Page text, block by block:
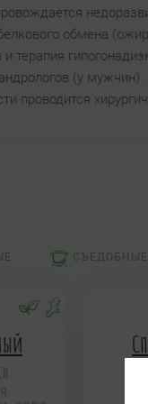
обмена
и терапия
(у мужчин).
проводится
СЪЕДОБНЫЕ